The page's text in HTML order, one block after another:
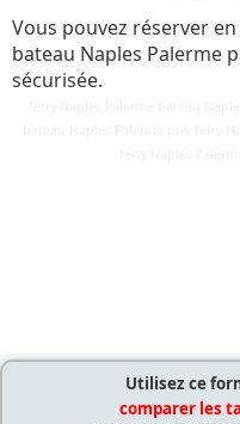
Vous pouvez réserver
bateau Naples Palerme
sécurisée.
Utilisez ce
comparer les